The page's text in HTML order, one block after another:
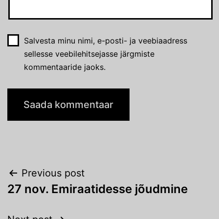
Salvesta minu nimi, e-posti- ja veebiaadress
sellesse veebilehitsejasse järgmiste
kommentaaride jaoks.
Navigeerimine
Previous post
27 nov. Emiraatidesse jõudmine